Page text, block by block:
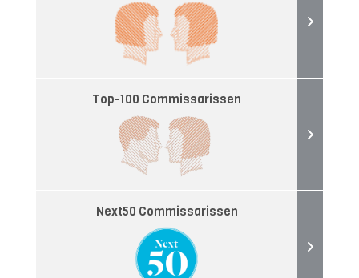
Top-100 Commissarissen
Next50 Commissarissen